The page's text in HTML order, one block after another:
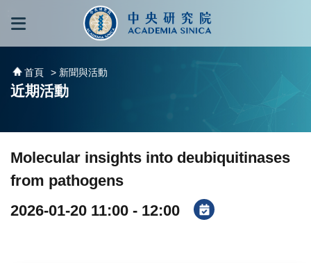
跳到主要內容區塊
首頁 > 新聞與活動
近期活動
Molecular insights into deubiquitinases
from pathogens
2026-01-20 11:00 - 12:00